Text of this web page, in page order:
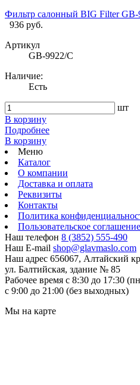
Фильтр салонный BIG Filter GB-
936 руб.
Артикул
GB-9922/C
Наличие:
Есть
шт
В корзину
Подробнее
В корзину
Меню
Каталог
О компании
Доставка и оплата
Реквизиты
Контакты
Политика
Пользовательское соглашение
Наш телефон 8 (3852) 555-490
Наш E-mail shop@glavmaslo.com
Наш адрес 656067, Алтайский
ул. Балтийская, здание № 85
Рабочее время с 8:30 до 17:30
с 9:00 до 21:00 (без выходных)
Мы на карте